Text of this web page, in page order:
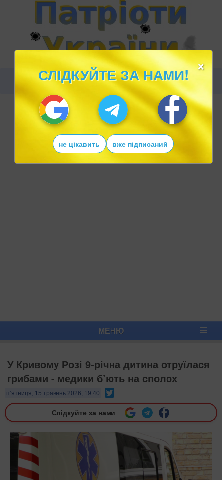
МЕНЮ
У Кривому Розі 9-річна дитина отруїлася
грибами - медики б’ють на сполох
п’ятниця, 15 травень 2026, 19:40
Слідкуйте за нами
×
СЛІДКУЙТЕ ЗА НАМИ!
не цікавить вже підписаний